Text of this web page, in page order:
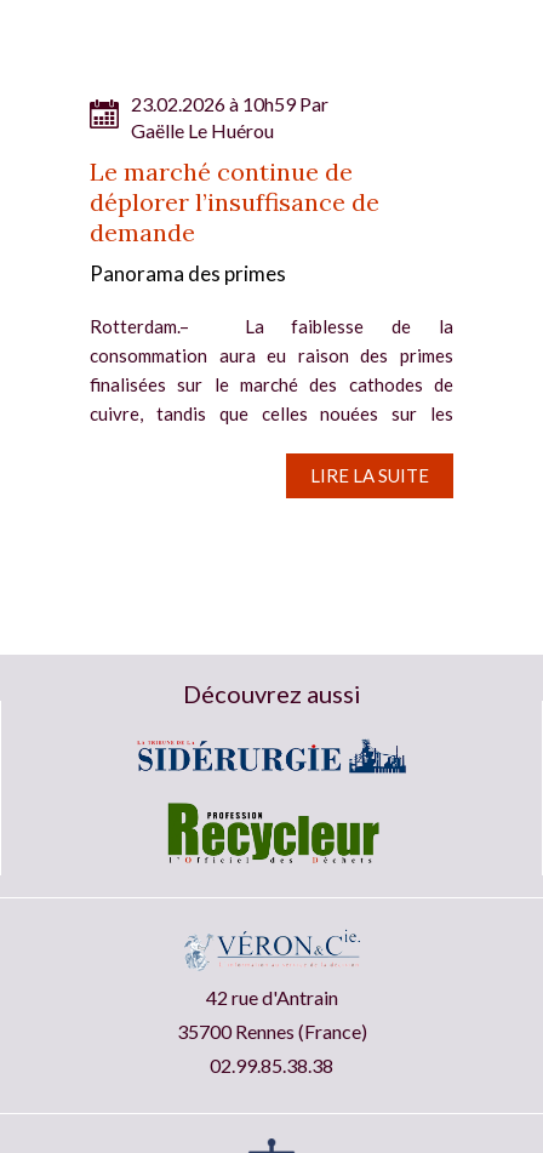
23.02.2026 à 10h59 Par
Gaëlle Le Huérou
Le marché continue de
déplorer l’insuffisance de
demande
Panorama des primes
Rotterdam.– La faiblesse de la
consommation aura eu raison des primes
finalisées sur le marché des cathodes de
cuivre, tandis que celles nouées sur les
LIRE LA SUITE
Découvrez aussi
42 rue d'Antrain
35700 Rennes (France)
02.99.85.38.38